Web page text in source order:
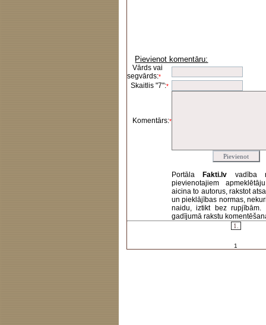
Pievienot komentāru:
Vārds vai
segvārds:*
Skaitlis "7":*
Komentārs:*
Portāla Fakti.lv vadība
pievienotajiem
aicina to autorus, rakstot
un pieklājības normas,
naidu, iztikt bez rupjībām.
gadījumā rakstu
1.
1